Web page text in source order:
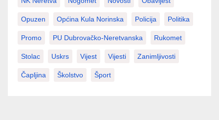
Opuzen Općina Kula Norinska Policija Politika
Promo PU Dubrovačko-Neretvanska Rukomet
Stolac Uskrs Vijest Vijesti Zanimljivosti
Čapljina Školstvo Šport